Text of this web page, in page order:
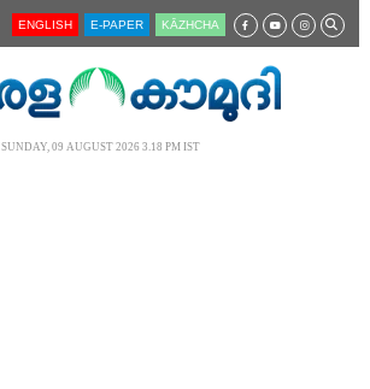
ENGLISH E-PAPER KĀZHCHA
SUNDAY, 09 AUGUST 2026 3.18 PM IST